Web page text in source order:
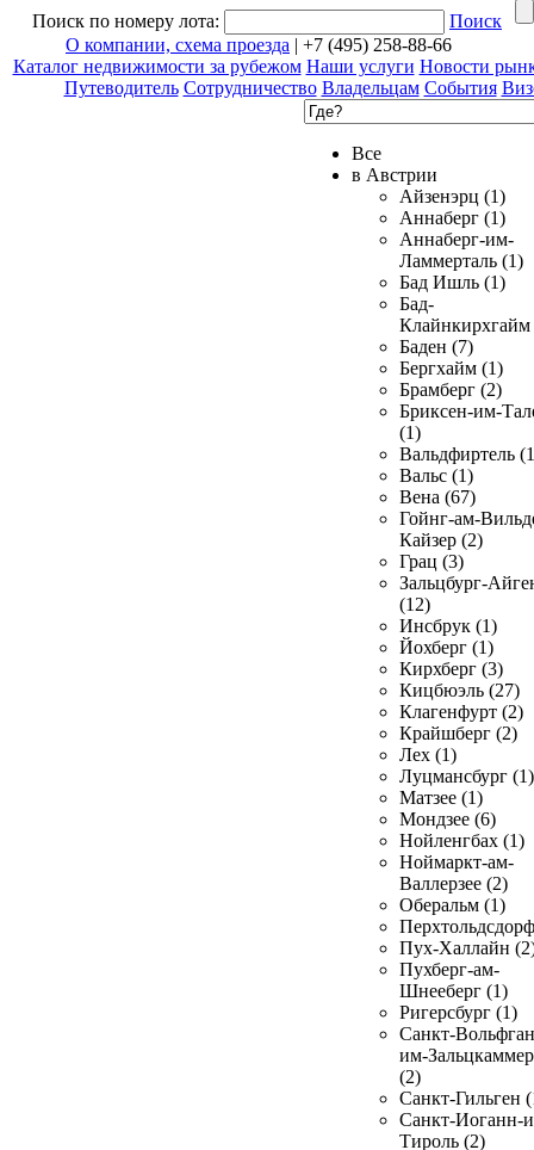
Поиск по номеру лота:
Поиск
О компании, схема проезда | +7 (495) 258-88-66
Каталог недвижимости за рубежом Наши услуги Новости
Путеводитель Сотрудничество Владельцам События
Все
в Австрии
Айзенэрц (1)
Аннаберг (1)
Аннаберг-им-
Ламмерталь (1)
Бад Ишль (1)
Бад-
Клайнкирхгайм
Баден (7)
Бергхайм (1)
Брамберг (2)
Бриксен-им-
(1)
Вальдфиртель
Вальс (1)
Вена (67)
Гойнг-ам-
Кайзер (2)
Грац (3)
Зальцбург-
(12)
Инсбрук (1)
Йохберг (1)
Кирхберг (3)
Кицбюэль (27)
Клагенфурт (2)
Крайшберг (2)
Лех (1)
Луцмансбург (1)
Матзее (1)
Мондзее (6)
Нойленгбах (1)
Ноймаркт-ам-
Валлерзее (2)
Оберальм (1)
Пух-Халлайн
Пухберг-ам-
Шнееберг (1)
Ригерсбург (1)
Санкт-
им-
(2)
Санкт-Гильген
Санкт-Иоганн-
Тироль (2)